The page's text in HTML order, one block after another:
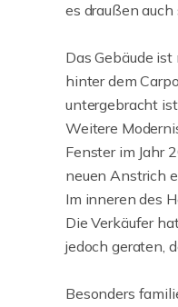
es draußen
Das Gebäude
hinter dem
untergebracht
Weitere
Fenster im Jahr
neuen Anstrich
Im inneren des
Die Verkäufer
jedoch geraten,
Besonders